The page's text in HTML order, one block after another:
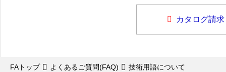
カタログ請求
FAトップ よくあるご質問(FAQ)
技術用語について